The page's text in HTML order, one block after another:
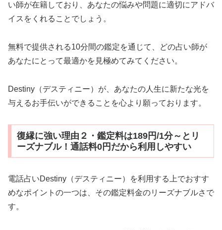
い師が在籍しており、あなたの悩みや問題に適切にアドバ
イスをくれることでしょう。
無料で提供される10分間の鑑定を通じて、どの占い師が
あなたにとって最適かを見極めてみてください。
Destiny（デスティニー）が、あなたの人生に新たな光を
与えるお手伝いができることを心より願っております。
復縁に強い理由２・鑑定料は189円/1分～とリ
ーズナブル！通話料0円だから利用しやすい
電話占いDestiny（デスティニー）を利用する上でおすす
めなポイントの一つは、その鑑定料金のリーズナブルさで
す。